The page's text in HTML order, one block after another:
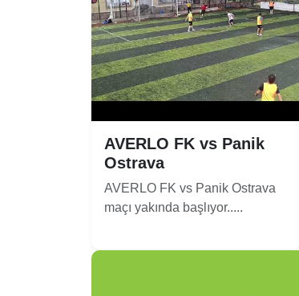
AVERLO FK vs Panik
Ostrava
AVERLO FK vs Panik Ostrava
maçı yakında başlıyor.....